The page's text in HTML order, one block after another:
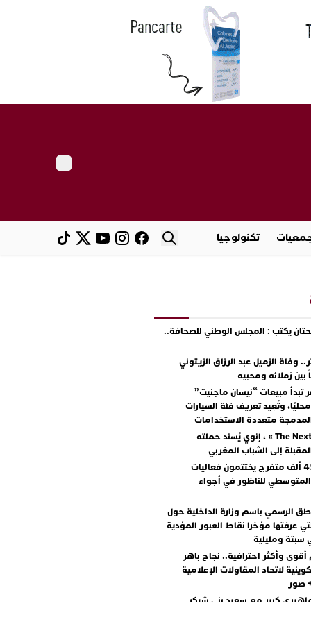
تكنولوجيا
يكتب : المجلس الوطني للصحافة..
وفاة الزميل عبد الرزاق الزيتوني
بين زملائه ومحبيه
تبدأ مبيعات “نيسان ماجنيت”
وتُعِيد تعريف فئة السيارات
متعددة الاستخدامات
مع « The Next Ad » ، إنوي يُسند حملته
إلى الشباب المغربي
أكثر من 45 ألف متفرج يختتمون فعاليات
المتوسطي للناظور في أجواء
الرسمي باسم وزارة الداخلية حول
عرفتها مؤخرا نقاط العبور المؤدية
سبتة ومليلية
أقوى وأكثر احترافية.. نجاح باهر
لاتحاد المقاولات الإعلامية
+ صور
كبير مع سعيد بني شيكر